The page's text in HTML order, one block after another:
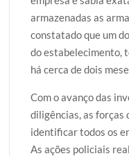
armazenadas as
constatado que um
do estabelecimento,
há cerca de dois
Com o avanço das
diligências, as forças
identificar todos os
As ações policiais